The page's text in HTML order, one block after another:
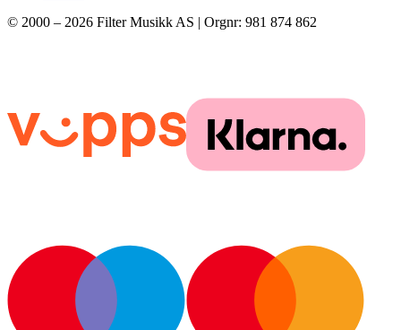
© 2000 – 2026 Filter Musikk AS | Orgnr: 981 874 862